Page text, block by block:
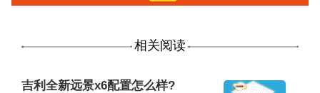
相关阅读
吉利全新远景x6配置怎么样?